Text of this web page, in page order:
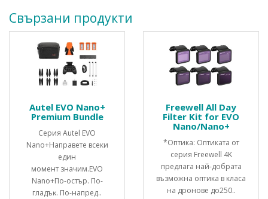
Свързани продукти
Autel EVO Nano+
Premium Bundle
Серия Autel EVO
Nano+Направете всеки
един
момент значим.ЕVО
Nаnо+Πo-ocтъp. Πo-
глaдъĸ. Πo-нaпpeд..
Freewell All Day
Filter Kit for EVO
Nano/Nano+
*Оптика: Оптиката от
серия Freewell 4K
предлага най-добрата
възможна оптика в класа
на дронове до250..